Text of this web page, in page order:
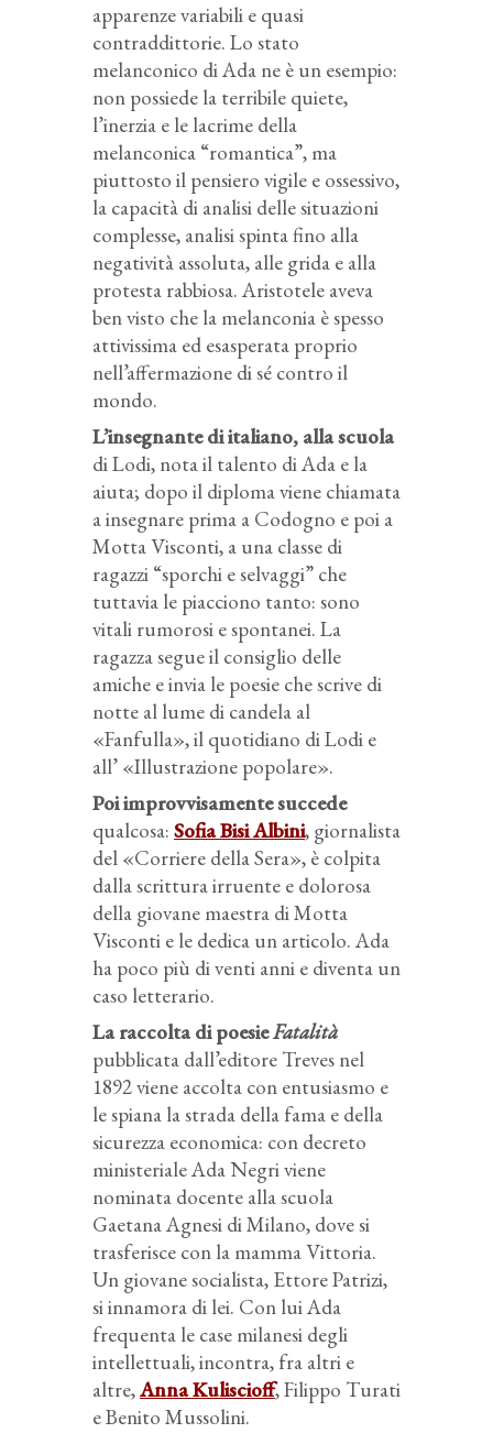
apparenze variabili e quasi
contraddittorie. Lo stato
melanconico di Ada ne è un esempio:
non possiede la terribile quiete,
l’inerzia e le lacrime della
melanconica “romantica”, ma
piuttosto il pensiero vigile e ossessivo,
la capacità di analisi delle situazioni
complesse, analisi spinta fino alla
negatività assoluta, alle grida e alla
protesta rabbiosa. Aristotele aveva
ben visto che la melanconia è spesso
attivissima ed esasperata proprio
nell’affermazione di sé contro il
mondo.
L’insegnante di italiano, alla scuola
di Lodi, nota il talento di Ada e la
aiuta; dopo il diploma viene chiamata
a insegnare prima a Codogno e poi a
Motta Visconti, a una classe di
ragazzi “sporchi e selvaggi” che
tuttavia le piacciono tanto: sono
vitali rumorosi e spontanei. La
ragazza segue il consiglio delle
amiche e invia le poesie che scrive di
notte al lume di candela al
«Fanfulla», il quotidiano di Lodi e
all’ «Illustrazione popolare».
Poi improvvisamente succede
qualcosa: Sofia Bisi Albini, giornalista
del «Corriere della Sera», è colpita
dalla scrittura irruente e dolorosa
della giovane maestra di Motta
Visconti e le dedica un articolo. Ada
ha poco più di venti anni e diventa un
caso letterario.
La raccolta di poesieFatalità
pubblicata dall’editore Treves nel
1892 viene accolta con entusiasmo e
le spiana la strada della fama e della
sicurezza economica: con decreto
ministeriale Ada Negri viene
nominata docente alla scuola
Gaetana Agnesi di Milano, dove si
trasferisce con la mamma Vittoria.
Un giovane socialista, Ettore Patrizi,
si innamora di lei. Con lui Ada
frequenta le case milanesi degli
intellettuali, incontra, fra altri e
altre,Anna Kuliscioff, Filippo Turati
e Benito Mussolini.